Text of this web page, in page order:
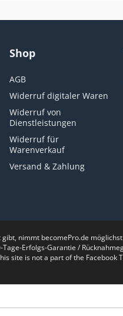
Shop
AGB
Widerruf digitaler Waren
Widerruf von
Dienstleistungen
Widerruf für
Warenverkauf
Versand & Zahlung
nimmt becomePro.de
Erfolgs-Garantie /
site is not a part of the